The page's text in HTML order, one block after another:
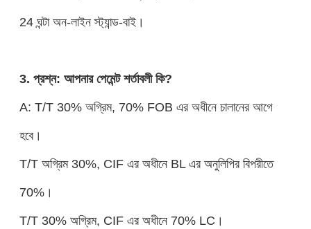
24 ঘন্টা অন-লাইন স্ট্যান্ড-বাই।
3. প্রশ্ন: আপনার পেমেন্ট শর্তাবলী কি?
A: T/T 30% অগ্রিম, 70% FOB এর অধীনে চালানের আগে
হবে।
T/T অগ্রিম 30%, CIF এর অধীনে BL এর অনুলিপির বিপরীতে
70%।
T/T 30% অগ্রিম, CIF এর অধীনে 70% LC।